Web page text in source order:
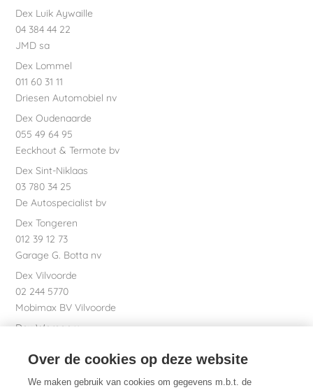
Dex Luik Aywaille
04 384 44 22
JMD sa
Dex Lommel
011 60 31 11
Driesen Automobiel nv
Dex Oudenaarde
055 49 64 95
Eeckhout & Termote bv
Dex Sint-Niklaas
03 780 34 25
De Autospecialist bv
Dex Tongeren
012 39 12 73
Garage G. Botta nv
Dex Vilvoorde
02 244 5770
Mobimax BV Vilvoorde
Dex Waregem
Garage Dhont bv
Dex nv Maatschappelijke zetel
Over de cookies op deze website
We maken gebruik van cookies om gegevens m.b.t. de